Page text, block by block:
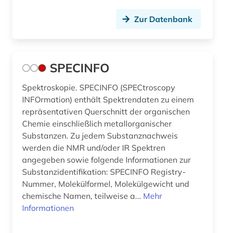
Zur Datenbank
SPECINFO
Spektroskopie. SPECINFO (SPECtroscopy
INFOrmation) enthält Spektrendaten zu einem
repräsentativen Querschnitt der organischen
Chemie einschließlich metallorganischer
Substanzen. Zu jedem Substanznachweis
werden die NMR und/oder IR Spektren
angegeben sowie folgende Informationen zur
Substanzidentifikation: SPECINFO Registry-
Nummer, Molekülformel, Molekülgewicht und
chemische Namen, teilweise a... Mehr
Informationen